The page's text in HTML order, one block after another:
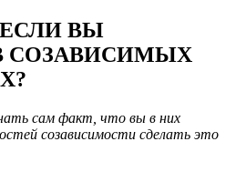
ВЫ
СОЗАВИСИМЫХ
сам факт, что вы в них
созависимости сделать это